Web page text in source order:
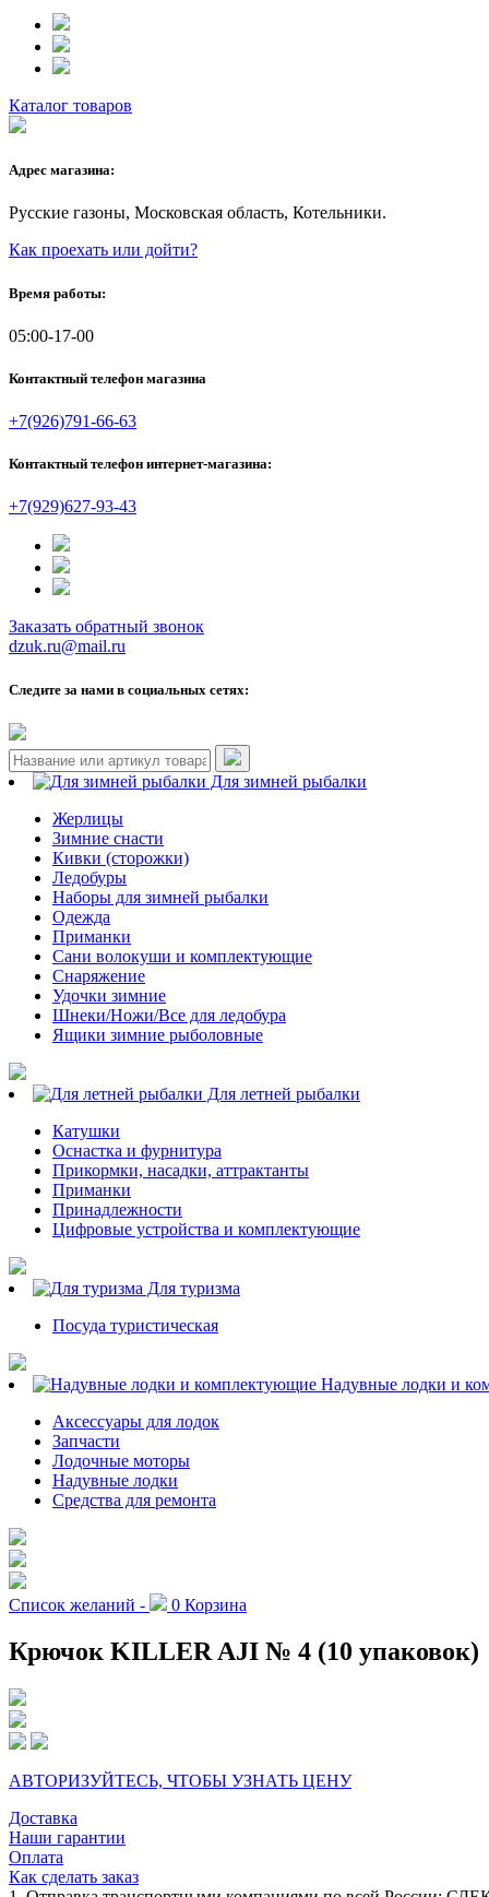
Каталог товаров
Адрес магазина:
Русские газоны, Московская область, Котельники.
Как проехать или дойти?
Время работы:
05:00-17-00
Контактный телефон магазина
+7(926)791-66-63
Контактный телефон интернет-магазина:
+7(929)627-93-43
Заказать обратный звонок
dzuk.ru@mail.ru
Следите за нами в социальных сетях:
Для зимней рыбалки
Жерлицы
Зимние снасти
Кивки (сторожки)
Ледобуры
Наборы для зимней рыбалки
Одежда
Приманки
Сани волокуши и комплектующие
Снаряжение
Удочки зимние
Шнеки/Ножи/Все для ледобура
Ящики зимние рыболовные
Для летней рыбалки
Катушки
Оснастка и фурнитура
Прикормки, насадки, аттрактанты
Приманки
Принадлежности
Цифровые устройства и комплектующие
Для туризма
Посуда туристическая
Надувные лодки и
Аксессуары для лодок
Запчасти
Лодочные моторы
Надувные лодки
Средства для ремонта
Список желаний - 0 Корзина
Крючок KILLER AJI № 4 (10 упаковок)
АВТОРИЗУЙТЕСЬ, ЧТОБЫ УЗНАТЬ ЦЕНУ
Доставка
Наши гарантии
Оплата
Как сделать заказ